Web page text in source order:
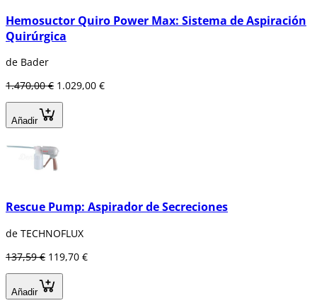
Hemosuctor Quiro Power Max: Sistema de Aspiración
Quirúrgica
de Bader
1.470,00 € 1.029,00 €
Añadir
Rescue Pump: Aspirador de Secreciones
de TECHNOFLUX
137,59 € 119,70 €
Añadir